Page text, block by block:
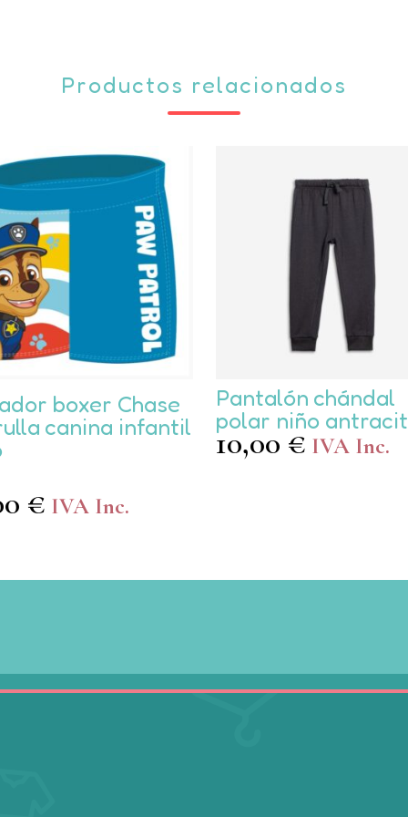
Productos relacionados
boxer Chase
canina infantil
€ IVA Inc.
Este
producto
tiene
múltiples
de
Pantalón chándal
polar niño
10,00 € IVA Inc.